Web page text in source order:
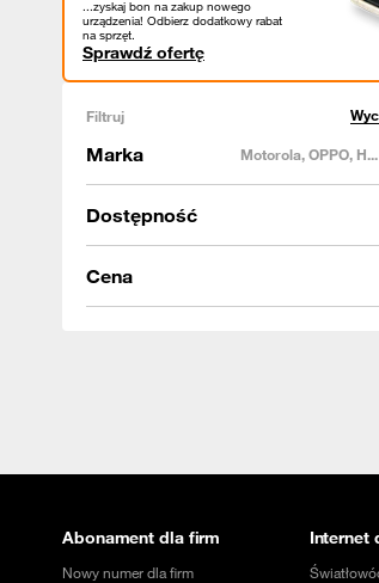
...zyskaj bon na zakup nowego
urządzenia! Odbierz dodatkowy rabat
na sprzęt.
Sprawdź ofertę
Filtruj
Marka Motorola, OPPO, H...
Dostępność
Cena
Abonament dla firm
Nowy numer dla firm
Internet